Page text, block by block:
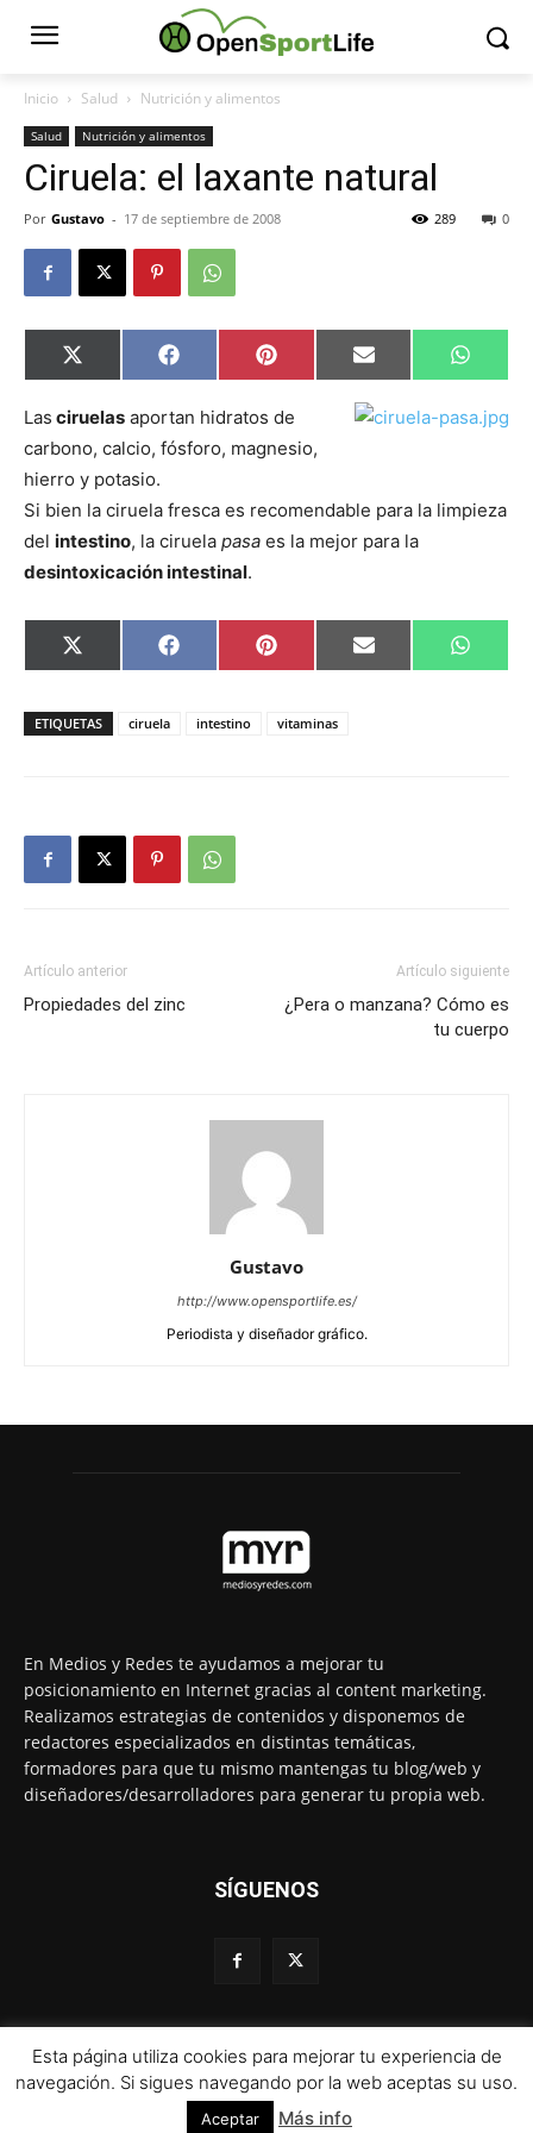
Inicio Salud Nutrición y alimentos
Salud Nutrición y alimentos
Ciruela: el laxante natural
Por Gustavo - 17 de septiembre de 2008 0
289
Compartir
en
X
(Twitter)
Compartir
en
Facebook Compartir
en
Pinterest Compartir
en
Email
en
Las ciruelas aportan hidratos de
carbono, calcio, fósforo, magnesio,
hierro y potasio.
Si bien la ciruela fresca es recomendable para la limpieza
del intestino, la ciruela pasa es la mejor para la
desintoxicación intestinal.
Compartir
en
X
(Twitter)
Compartir
en
Facebook Compartir
en
Pinterest Compartir
en
Email
en
ETIQUETAS ciruela intestino vitaminas
Artículo anterior
Propiedades del zinc
Artículo siguiente
¿Pera o manzana? Cómo es
tu cuerpo
Gustavo
http://www.opensportlife.es/
Periodista y diseñador gráfico.
En Medios y Redes te ayudamos a mejorar tu
posicionamiento en Internet gracias al content marketing.
Realizamos estrategias de contenidos y disponemos de
redactores especializados en distintas temáticas,
formadores para que tu mismo mantengas tu blog/web y
diseñadores/desarrolladores para generar tu propia web.
SÍGUENOS
© 1995-2024 Color Vivo Internet. Otros contenidos se cita fuente.
Política de privacidad y cookies
Esta página utiliza cookies para mejorar tu experiencia de
navegación. Si sigues navegando por la web aceptas su uso.
Aceptar Más info